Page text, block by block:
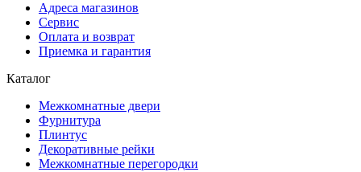
Адреса магазинов
Сервис
Оплата и возврат
Приемка и гарантия
Каталог
Межкомнатные двери
Фурнитура
Плинтус
Декоративные рейки
Межкомнатные перегородки